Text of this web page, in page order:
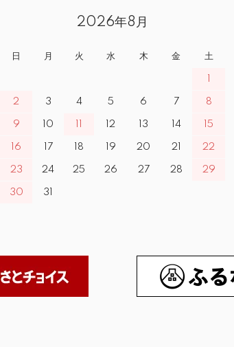
2026年8月
日 月 火 水 木 金 土
2 3 4 5 6 7 8
9 10 12 13 14 15
16 17 18 19 20 21 22
23 24 25 26 27 28 29
30 31